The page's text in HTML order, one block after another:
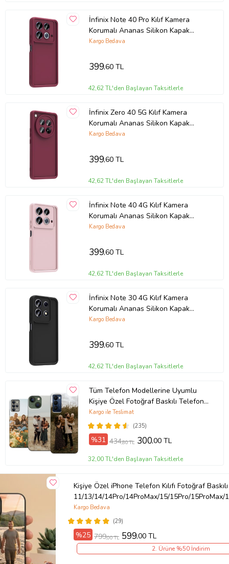
İnfinix Note 40 Pro Kılıf Kamera
Korumalı Ananas Silikon Kapak
(Mürdüm)
Kargo Bedava
399,60 TL
42,62 TL'den Başlayan Taksitlerle
İnfinix Zero 40 5G Kılıf Kamera
Korumalı Ananas Silikon Kapak
(Mürdüm)
Kargo Bedava
399,60 TL
42,62 TL'den Başlayan Taksitlerle
İnfinix Note 40 4G Kılıf Kamera
Korumalı Ananas Silikon Kapak
(Pembe)
Kargo Bedava
399,60 TL
42,62 TL'den Başlayan Taksitlerle
İnfinix Note 30 4G Kılıf Kamera
Korumalı Ananas Silikon Kapak
(Siyah)
Kargo Bedava
399,60 TL
42,62 TL'den Başlayan Taksitlerle
Tüm Telefon Modellerine Uyumlu
Kişiye Özel Fotoğraf Baskılı Telefon
Kılıfı
(235)
Kargo ile Teslimat
%31 434,80 TL 300,00 TL
32,00 TL'den Başlayan Taksitlerle
Kişiye Özel iPhone Telefon Kılıfı Fotoğraf Baskılı
11/13/14/14Pro/14ProMax/15/15Pro/
(29)
Kargo Bedava
%25 799,00 TL 599,00 TL
2. Ürüne %50 İndirim